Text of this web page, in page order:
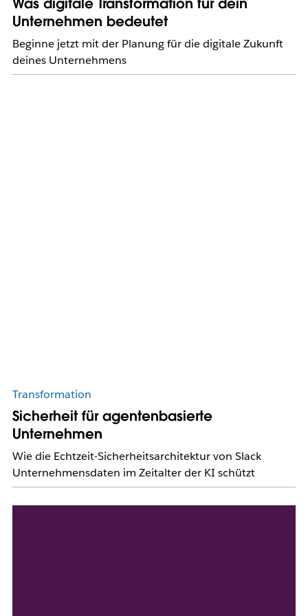
Unternehmen bedeutet
Beginne jetzt mit der Planung für die digitale Zukunft
deines Unternehmens
Transformation
Sicherheit für agentenbasierte
Unternehmen
Wie die Echtzeit-Sicherheitsarchitektur von Slack
Unternehmensdaten im Zeitalter der KI schützt